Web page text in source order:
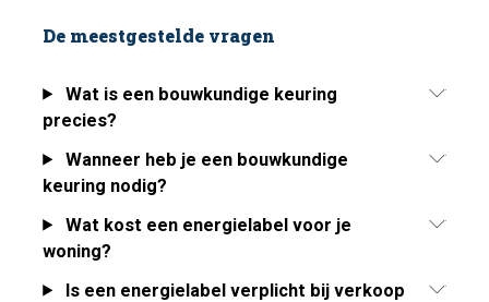
De meestgestelde vragen
Wat is een bouwkundige keuring
precies?
Wanneer heb je een bouwkundige
keuring nodig?
Wat kost een energielabel voor je
woning?
Is een energielabel verplicht bij verkoop